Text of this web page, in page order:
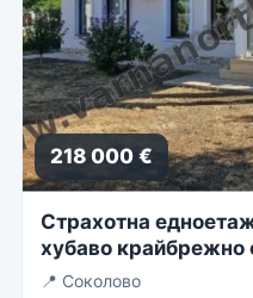
218 000 €
Страхотна
хубаво крайбрежно
📍 Соколово